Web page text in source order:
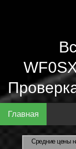
Главная
Средние цены